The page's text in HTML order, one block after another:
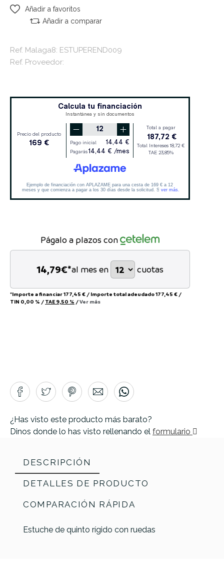
Añadir a favoritos
Añadir a comparar
Ref. Malaga8: ESTUPEREND009
Ref. Proveedor:
Págalo a plazos con
14,79€*al mes en cuotas
*Importe a financiar177,45 € / Importe total adeudado177,45 € /
TIN 0,00 % / TAE 9,50 % /Ver más
¿Has visto este producto más barato?
Dinos donde lo has visto rellenando el formulario
DESCRIPCIÓN
DETALLES DE PRODUCTO
COMPARACIÓN RÁPIDA
Estuche de quinto rígido con ruedas